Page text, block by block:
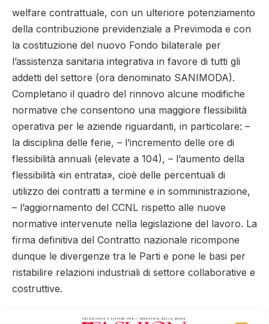
welfare contrattuale, con un ulteriore potenziamento
della contribuzione previdenziale a Previmoda e con
la costituzione del nuovo Fondo bilaterale per
l’assistenza sanitaria integrativa in favore di tutti gli
addetti del settore (ora denominato SANIMODA).
Completano il quadro del rinnovo alcune modifiche
normative che consentono una maggiore flessibilità
operativa per le aziende riguardanti, in particolare: –
la disciplina delle ferie, – l’incremento delle ore di
flessibilità annuali (elevate a 104), – l’aumento della
flessibilità «in entrata», cioè delle percentuali di
utilizzo dei contratti a termine e in somministrazione,
– l’aggiornamento del CCNL rispetto alle nuove
normative intervenute nella legislazione del lavoro. La
firma definitiva del Contratto nazionale ricompone
dunque le divergenze tra le Parti e pone le basi per
ristabilire relazioni industriali di settore collaborative e
costruttive.